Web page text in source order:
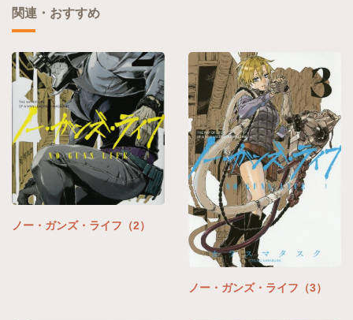
関連・おすすめ
ノー・ガンズ・ライフ（2）
ノー・ガンズ・ライフ（3）